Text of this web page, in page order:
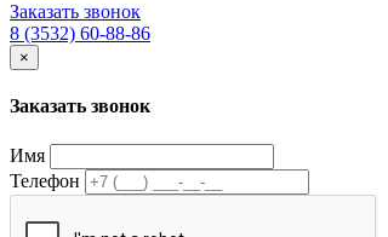
Заказать звонок
8 (3532) 60-88-86
×
Заказать звонок
Имя
Телефон